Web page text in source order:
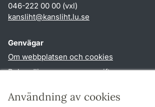
Användning av cookies
046-222 00 00 (vxl)
kansliht@kansliht.lu.se
Genvägar
Om webbplatsen och cookies
Behandling av personuppgifter
TYPO3-login